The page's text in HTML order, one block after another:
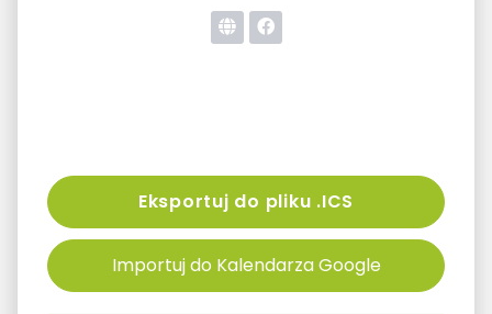
Eksportuj do pliku .ICS
Importuj do Kalendarza Google